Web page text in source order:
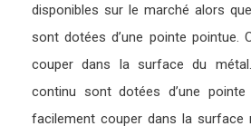
disponibles sur le marché alors
sont dotées d’une pointe pointue.
couper dans la surface du
continu sont dotées d’une
facilement couper dans la surface